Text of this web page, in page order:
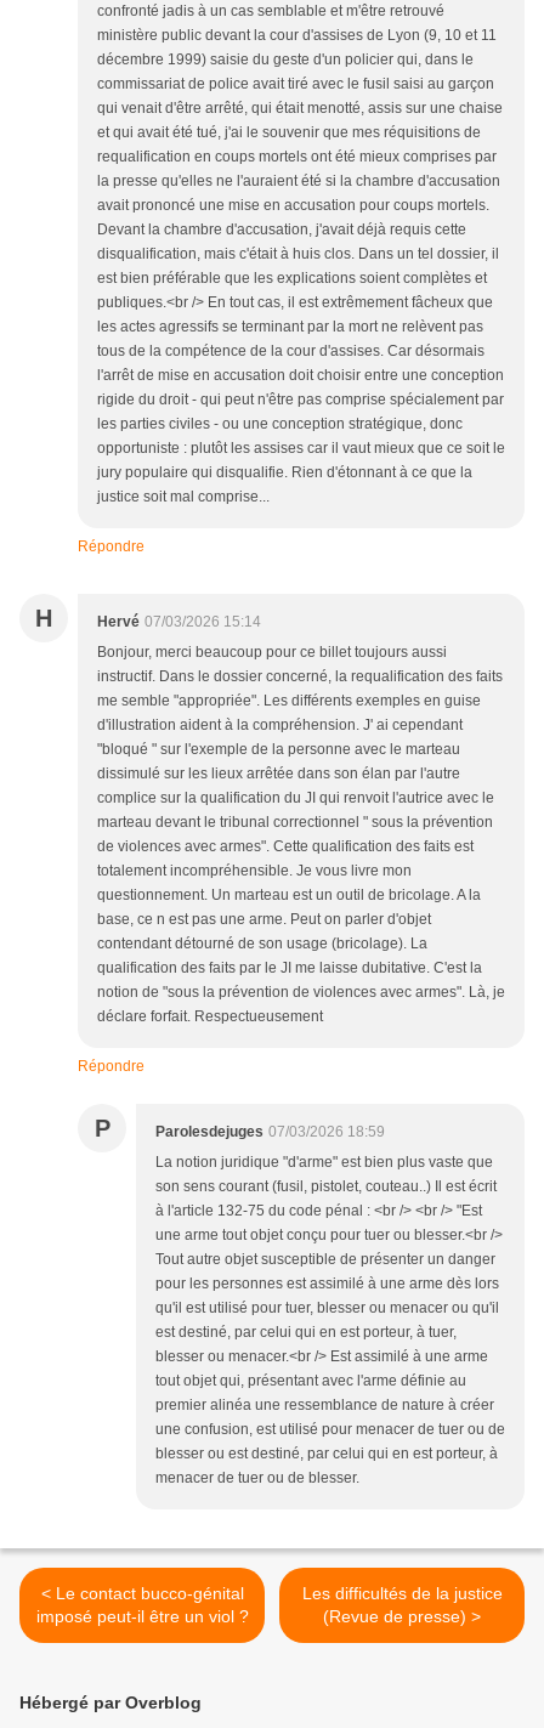
confronté jadis à un cas semblable et m'être retrouvé
ministère public devant la cour d'assises de Lyon (9, 10 et 11
décembre 1999) saisie du geste d'un policier qui, dans le
commissariat de police avait tiré avec le fusil saisi au garçon
qui venait d'être arrêté, qui était menotté, assis sur une chaise
et qui avait été tué, j'ai le souvenir que mes réquisitions de
requalification en coups mortels ont été mieux comprises par
la presse qu'elles ne l'auraient été si la chambre d'accusation
avait prononcé une mise en accusation pour coups mortels.
Devant la chambre d'accusation, j'avait déjà requis cette
disqualification, mais c'était à huis clos. Dans un tel dossier, il
est bien préférable que les explications soient complètes et
publiques.<br /> En tout cas, il est extrêmement fâcheux que
les actes agressifs se terminant par la mort ne relèvent pas
tous de la compétence de la cour d'assises. Car désormais
l'arrêt de mise en accusation doit choisir entre une conception
rigide du droit - qui peut n'être pas comprise spécialement par
les parties civiles - ou une conception stratégique, donc
opportuniste : plutôt les assises car il vaut mieux que ce soit le
jury populaire qui disqualifie. Rien d'étonnant à ce que la
justice soit mal comprise...
Répondre
H Hervé 07/03/2026 15:14
Bonjour, merci beaucoup pour ce billet toujours aussi
instructif. Dans le dossier concerné, la requalification des faits
me semble "appropriée". Les différents exemples en guise
d'illustration aident à la compréhension. J' ai cependant
"bloqué " sur l'exemple de la personne avec le marteau
dissimulé sur les lieux arrêtée dans son élan par l'autre
complice sur la qualification du JI qui renvoit l'autrice avec le
marteau devant le tribunal correctionnel " sous la prévention
de violences avec armes". Cette qualification des faits est
totalement incompréhensible. Je vous livre mon
questionnement. Un marteau est un outil de bricolage. A la
base, ce n est pas une arme. Peut on parler d'objet
contendant détourné de son usage (bricolage). La
qualification des faits par le JI me laisse dubitative. C'est la
notion de "sous la prévention de violences avec armes". Là, je
déclare forfait. Respectueusement
Répondre
P Parolesdejuges 07/03/2026 18:59
La notion juridique "d'arme" est bien plus vaste que
son sens courant (fusil, pistolet, couteau..) Il est écrit
à l'article 132-75 du code pénal : <br /> <br /> "Est
une arme tout objet conçu pour tuer ou blesser.<br />
Tout autre objet susceptible de présenter un danger
pour les personnes est assimilé à une arme dès lors
qu'il est utilisé pour tuer, blesser ou menacer ou qu'il
est destiné, par celui qui en est porteur, à tuer,
blesser ou menacer.<br /> Est assimilé à une arme
tout objet qui, présentant avec l'arme définie au
premier alinéa une ressemblance de nature à créer
une confusion, est utilisé pour menacer de tuer ou de
blesser ou est destiné, par celui qui en est porteur, à
menacer de tuer ou de blesser.
< Le contact bucco-génital
imposé peut-il être un viol ?
Les difficultés de la justice
(Revue de presse) >
Hébergé par Overblog